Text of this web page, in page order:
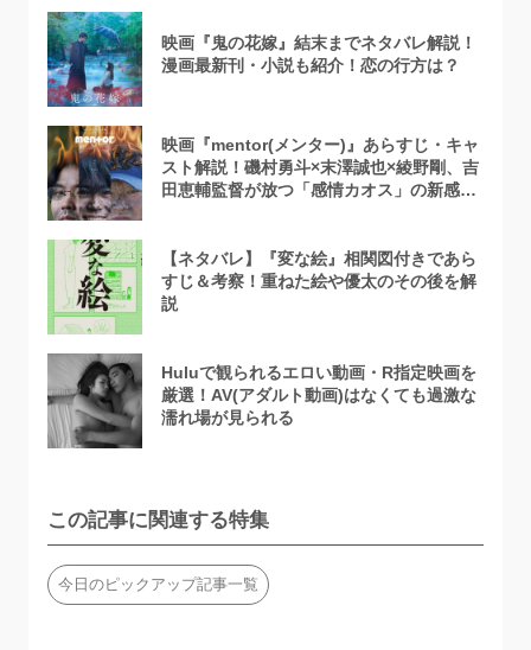
映画『鬼の花嫁』結末までネタバレ解説！
漫画最新刊・小説も紹介！恋の行方は？
映画『mentor(メンター)』あらすじ・キャ
スト解説！磯村勇斗×末澤誠也×綾野剛、吉
田恵輔監督が放つ「感情カオス」の新感覚
【ネタバレ】『変な絵』相関図付きであら
すじ＆考察！重ねた絵や優太のその後を解
説
Huluで観られるエロい動画・R指定映画を
厳選！AV(アダルト動画)はなくても過激な
濡れ場が見られる
この記事に関連する特集
今日のピックアップ記事一覧